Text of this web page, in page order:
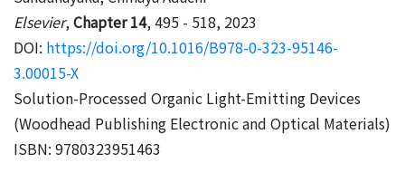
Elsevier,Chapter 14, 495 - 518, 2023
DOI: https://doi.org/10.1016/B978-0-323-95146-
3.00015-X
Solution-Processed Organic Light-Emitting Devices
(Woodhead Publishing Electronic and Optical Materials)
ISBN: 9780323951463